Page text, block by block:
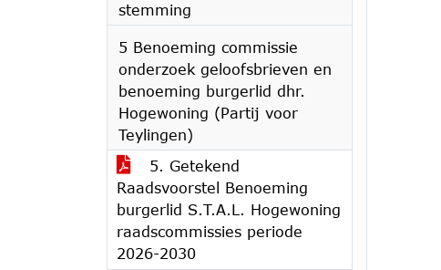
stemming
5 Benoeming commissie
onderzoek geloofsbrieven en
benoeming burgerlid dhr.
Hogewoning (Partij voor
Teylingen)
5. Getekend
Raadsvoorstel Benoeming
burgerlid S.T.A.L. Hogewoning
raadscommissies periode
2026-2030